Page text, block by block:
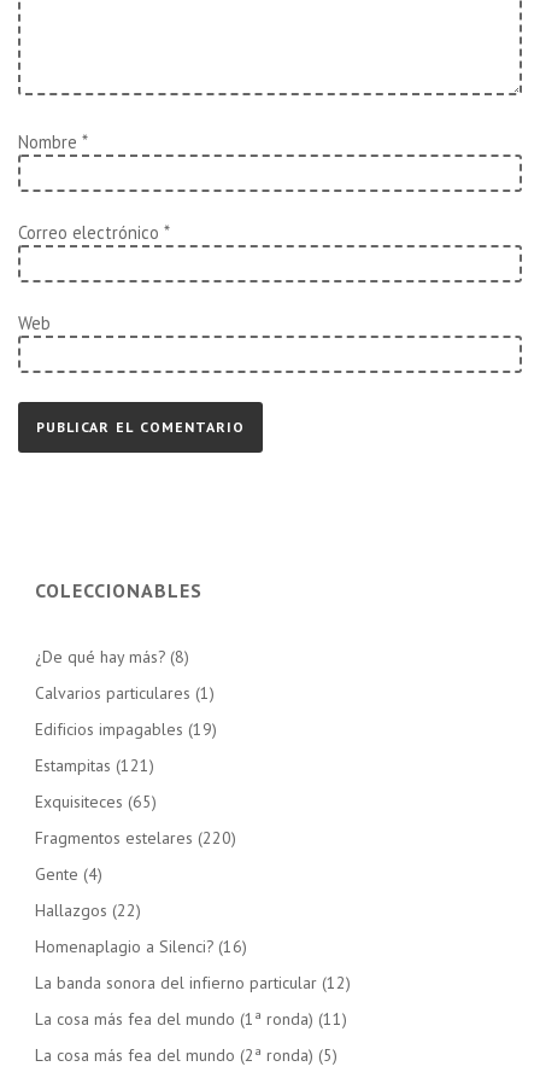
Nombre *
Correo electrónico *
Web
COLECCIONABLES
¿De qué hay más? (8)
Calvarios particulares (1)
Edificios impagables (19)
Estampitas (121)
Exquisiteces (65)
Fragmentos estelares (220)
Gente (4)
Hallazgos (22)
Homenaplagio a Silenci? (16)
La banda sonora del infierno particular (12)
La cosa más fea del mundo (1ª ronda) (11)
La cosa más fea del mundo (2ª ronda) (5)